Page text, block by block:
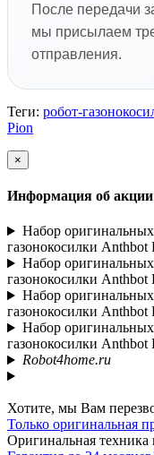
После передачи
мы присылаем
отправления.
Теги: робот-
Pion
×
Информация об акции
Набор
газонокосилки Anthbot
Набор
газонокосилки Anthbot
Набор
газонокосилки Anthbot
Набор
газонокосилки Anthbot
Robot4home.ru
Хотите, мы Вам
Только оригинальная
Оригинальная техника